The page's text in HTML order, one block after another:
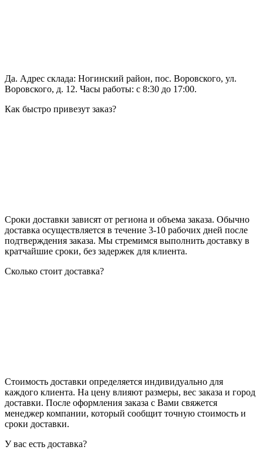
Да. Адрес склада: Ногинский район, пос. Воровского, ул.
Воровского, д. 12. Часы работы: с 8:30 до 17:00.
Как быстро привезут заказ?
Сроки доставки зависят от региона и объема заказа. Обычно
доставка осуществляется в течение 3-10 рабочих дней после
подтверждения заказа. Мы стремимся выполнить доставку в
кратчайшие сроки, без задержек для клиента.
Сколько стоит доставка?
Стоимость доставки определяется индивидуально для
каждого клиента. На цену влияют размеры, вес заказа и город
доставки. После оформления заказа с Вами свяжется
менеджер компании, который сообщит точную стоимость и
сроки доставки.
У вас есть доставка?